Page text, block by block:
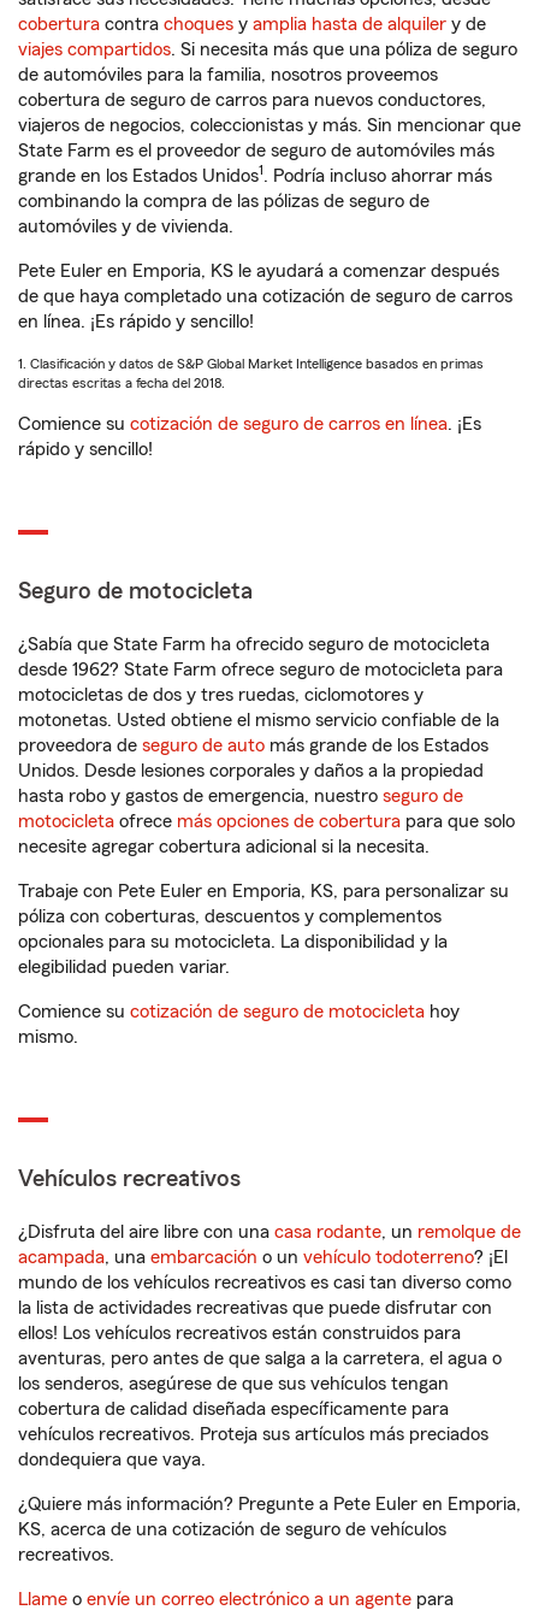
cobertura contra choques y amplia hasta de alquiler y de
viajes compartidos. Si necesita más que una póliza de seguro
de automóviles para la familia, nosotros proveemos
cobertura de seguro de carros para nuevos conductores,
viajeros de negocios, coleccionistas y más. Sin mencionar que
State Farm es el proveedor de seguro de automóviles más
grande en los Estados Unidos1. Podría incluso ahorrar más
combinando la compra de las pólizas de seguro de
automóviles y de vivienda.
Pete Euler en Emporia, KS le ayudará a comenzar después
de que haya completado una cotización de seguro de carros
en línea. ¡Es rápido y sencillo!
1. Clasificación y datos de S&P Global Market Intelligence basados en primas
directas escritas a fecha del 2018.
Comience su cotización de seguro de carros en línea. ¡Es
rápido y sencillo!
Seguro de motocicleta
¿Sabía que State Farm ha ofrecido seguro de motocicleta
desde 1962? State Farm ofrece seguro de motocicleta para
motocicletas de dos y tres ruedas, ciclomotores y
motonetas. Usted obtiene el mismo servicio confiable de la
proveedora de seguro de auto más grande de los Estados
Unidos. Desde lesiones corporales y daños a la propiedad
hasta robo y gastos de emergencia, nuestro seguro de
motocicleta ofrece más opciones de cobertura para que solo
necesite agregar cobertura adicional si la necesita.
Trabaje con Pete Euler en Emporia, KS, para personalizar su
póliza con coberturas, descuentos y complementos
opcionales para su motocicleta. La disponibilidad y la
elegibilidad pueden variar.
Comience su cotización de seguro de motocicleta hoy
mismo.
Vehículos recreativos
¿Disfruta del aire libre con una casa rodante, un remolque de
acampada, una embarcación o un vehículo todoterreno? ¡El
mundo de los vehículos recreativos es casi tan diverso como
la lista de actividades recreativas que puede disfrutar con
ellos! Los vehículos recreativos están construidos para
aventuras, pero antes de que salga a la carretera, el agua o
los senderos, asegúrese de que sus vehículos tengan
cobertura de calidad diseñada específicamente para
vehículos recreativos. Proteja sus artículos más preciados
dondequiera que vaya.
¿Quiere más información? Pregunte a Pete Euler en Emporia,
KS, acerca de una cotización de seguro de vehículos
recreativos.
Llame o envíe un correo electrónico a un agente para